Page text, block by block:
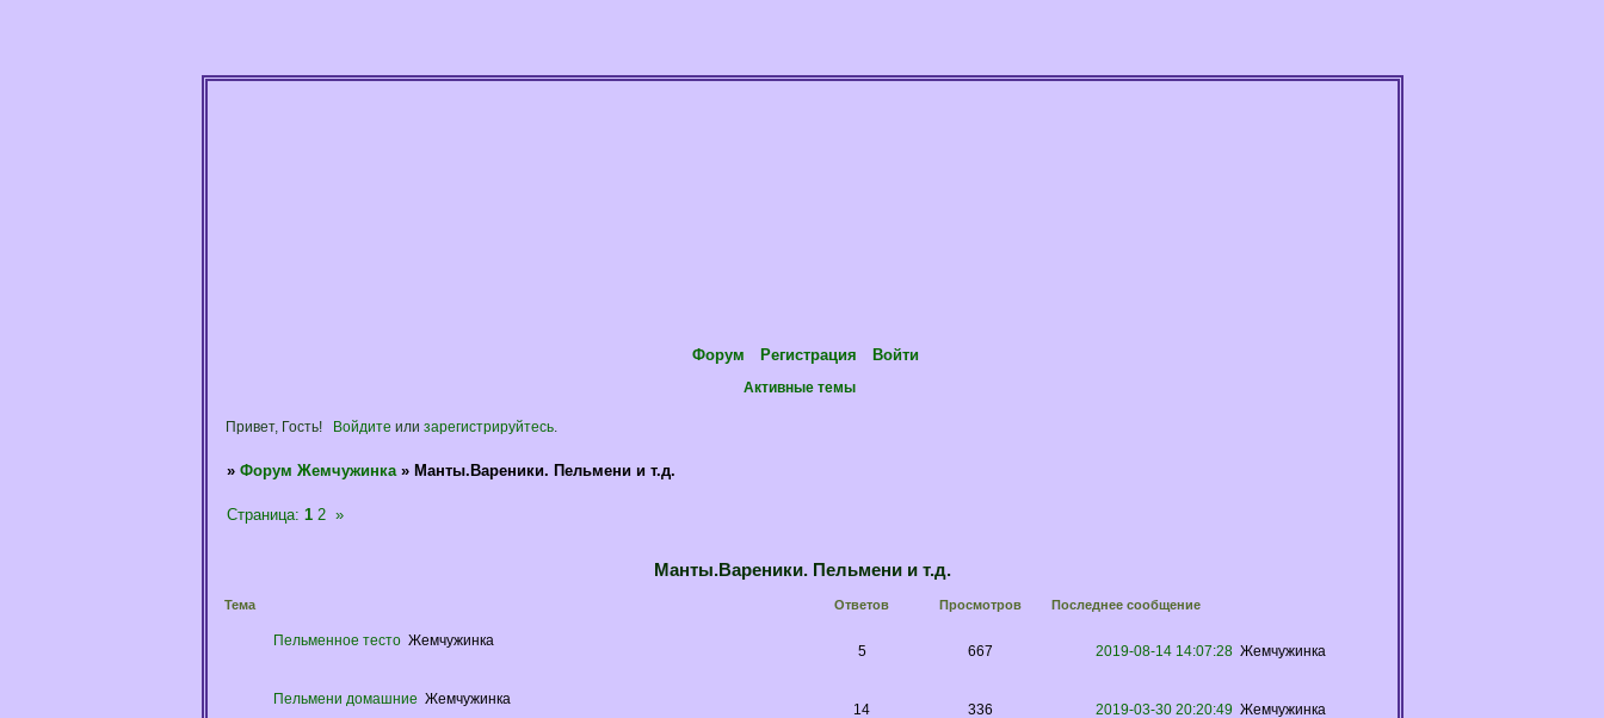
Форум Регистрация Войти
Активные темы
Привет, Гость! Войдите илизарегистрируйтесь
»Форум Жемчужинка » Манты.Вареники. Пельмени и т.д.
Манты.Вареники. Пельмени и т.д.
Страница:1 2 »
Тема Ответов Просмотров Последнее сообщение
Пельменное тесто Жемчужинка
5 667 2019-08-14 14:07:28 Жемчужинка
Пельмени домашние Жемчужинка
14 336 2019-03-30 20:20:49 Жемчужинка